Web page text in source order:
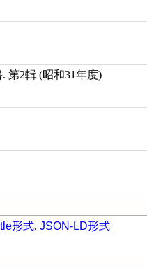
第2輯 (昭和31年度)
形式, JSON-LD形式